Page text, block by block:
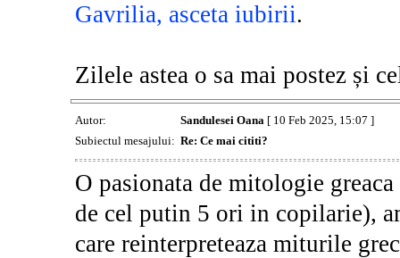
Gavrilia, asceta iubirii.
Zilele astea o sa mai postez și
Autor: Sandulesei Oana[ 10 Feb 2025, 15:07 ]
Subiectul mesajului: Re: Ce mai cititi?
O pasionata de mitologie
de cel putin 5 ori in copilarie),
care reinterpreteaza miturile